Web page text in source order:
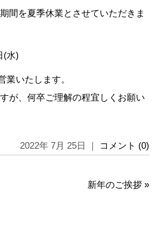
間を夏季休業とさせていただきま
水)
業いたします。
が、何卒ご理解の程宜しくお願い
2022年 7月 25日 ｜ コメント (0)
新年のご挨拶 »